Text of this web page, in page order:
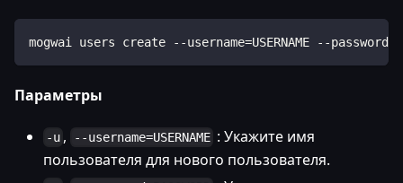
mogwai users create --username=USERNAME --
Параметры
-u , --username=USERNAME : Укажите имя
пользователя для нового пользователя.